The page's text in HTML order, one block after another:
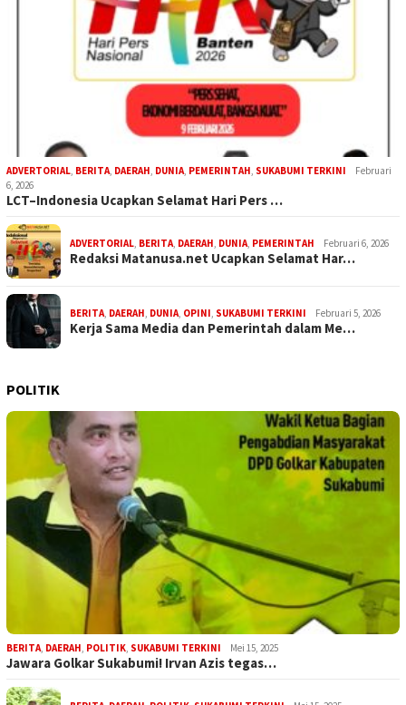
ADVERTORIAL, BERITA, DAERAH, DUNIA, PEMERINTAH, SUKABUMI TERKINI
Februari
6, 2026
LCT–Indonesia Ucapkan Selamat Hari Pers …
ADVERTORIAL, BERITA, DAERAH, DUNIA, PEMERINTAH Februari 6, 2026
Redaksi Matanusa.net Ucapkan Selamat Har…
BERITA, DAERAH, DUNIA, OPINI, SUKABUMI TERKINI Februari 5, 2026
Kerja Sama Media dan Pemerintah dalam Me…
POLITIK
BERITA, DAERAH, POLITIK, SUKABUMI TERKINI Mei 15, 2025
Jawara Golkar Sukabumi! Irvan Azis tegas…